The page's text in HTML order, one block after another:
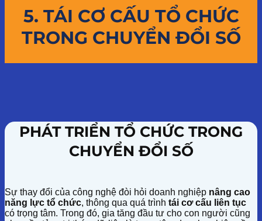
5. TÁI CƠ CẤU TỔ CHỨC
TRONG CHUYỂN ĐỔI SỐ
PHÁT TRIỂN TỔ CHỨC TRONG
CHUYỂN ĐỔI SỐ
Sự thay đổi của công nghệ đòi hỏi doanh nghiệp nâng cao
năng lực tổ chức, thông qua quá trình tái cơ cấu liên tục
có trọng tâm. Trong đó, gia tăng đầu tư cho con người cũng